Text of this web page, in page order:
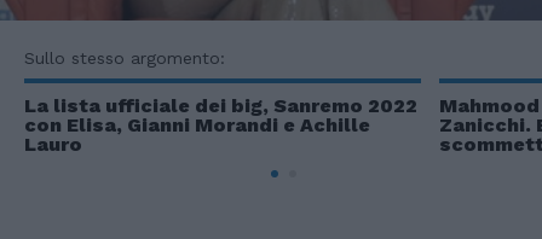
Sullo stesso argomento:
La lista ufficiale dei big, Sanremo 2022
con Elisa, Gianni Morandi e Achille
Lauro
Zanicchi.